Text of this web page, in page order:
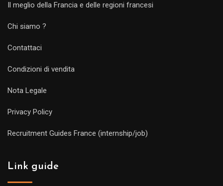
Il meglio della Francia e delle regioni francesi
Chi siamo ?
Contattaci
Condizioni di vendita
Nota Legale
Privacy Policy
Recruitment Guides France (internship/job)
Link guide